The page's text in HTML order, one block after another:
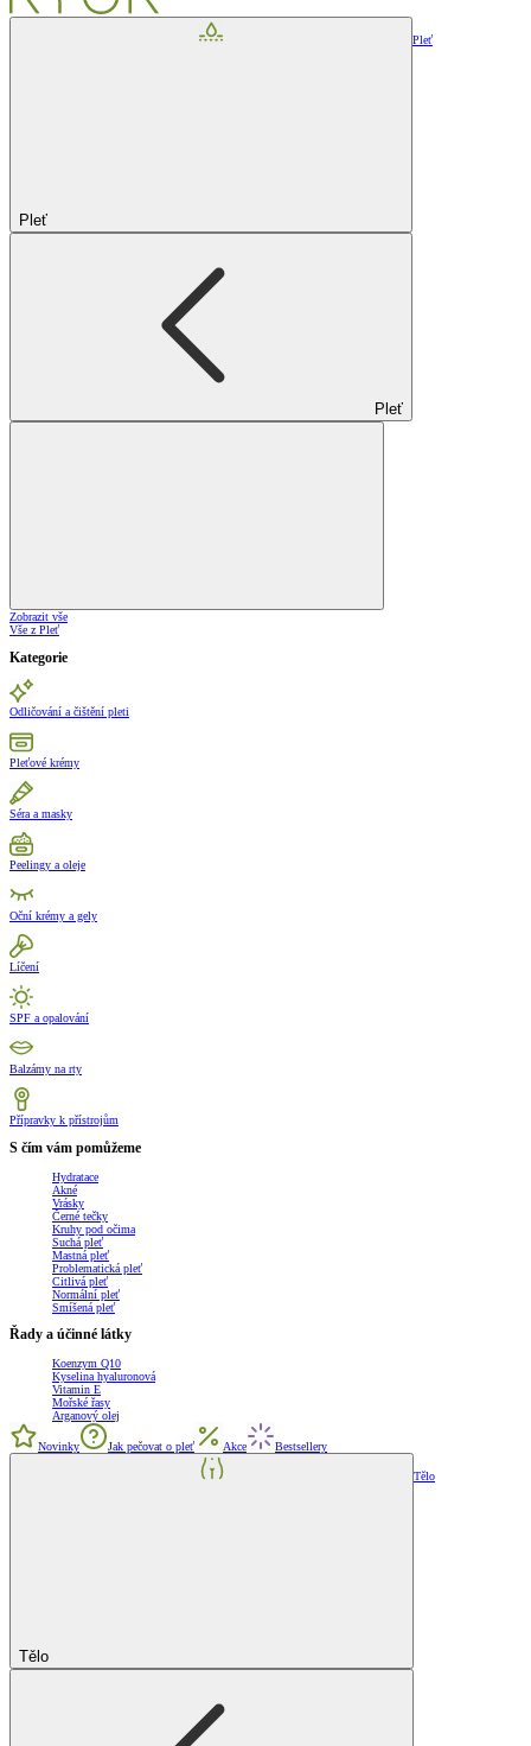
Pleť
Pleť
Pleť
Zobrazit vše
Vše z Pleť
Kategorie
Odličování a čištění pleti
Pleťové krémy
Séra a masky
Peelingy a oleje
Oční krémy a gely
Líčení
SPF a opalování
Balzámy na rty
Přípravky k přístrojům
S čím vám pomůžeme
Hydratace
Akné
Vrásky
Černé tečky
Kruhy pod očima
Suchá pleť
Mastná pleť
Problematická pleť
Citlivá pleť
Normální pleť
Smíšená pleť
Řady a účinné látky
Koenzym Q10
Kyselina hyaluronová
Vitamin E
Mořské řasy
Arganový olej
Novinky Jak pečovat o pleť Akce Bestsellery
Tělo
Tělo